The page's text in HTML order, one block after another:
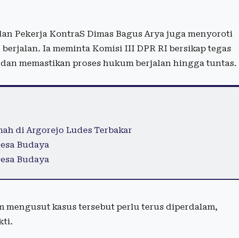
Pekerja KontraS Dimas Bagus Arya juga menyoroti
Ia meminta Komisi III DPR RI bersikap tegas
memastikan proses hukum berjalan hingga tuntas.
di Argorejo Ludes Terbakar
Budaya
Budaya
kasus tersebut perlu terus diperdalam,